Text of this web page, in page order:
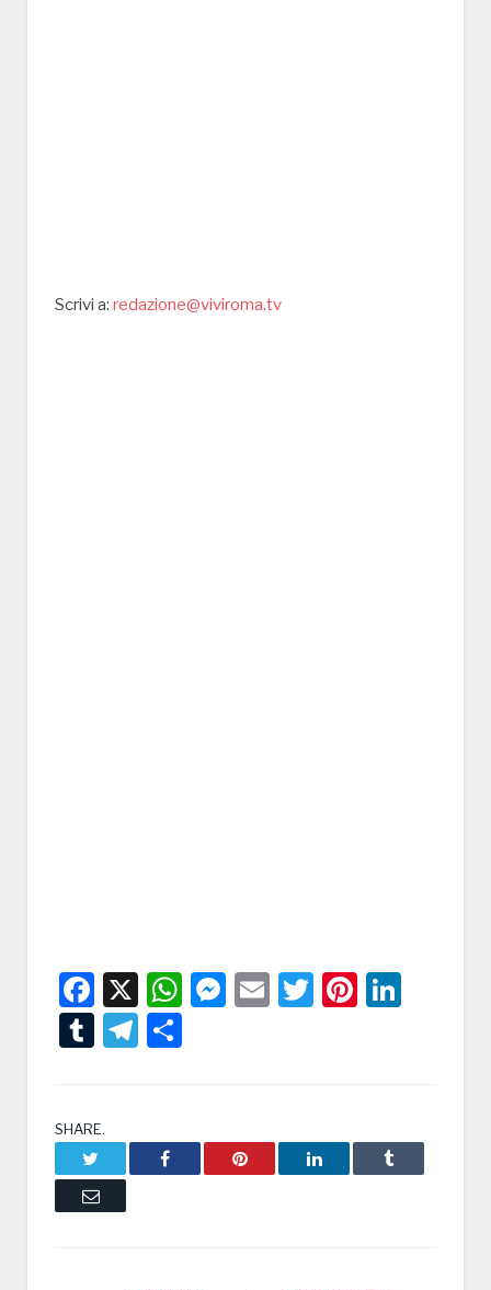
Scrivi a: redazione@viviroma.tv
Facebook
X WhatsApp
Messenger
EmailTwitter
TumblrTelegram
SHARE.
Facebook Pinterest LinkedIn Tumblr
Email